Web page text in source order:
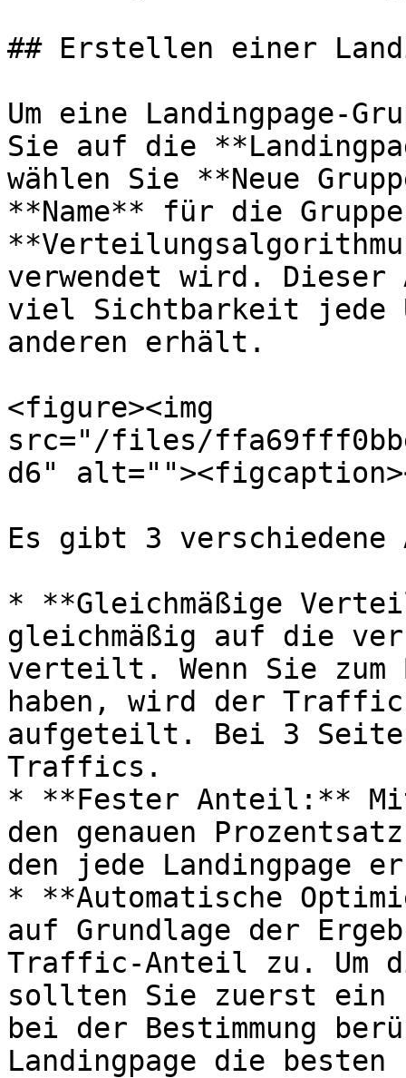
## Erstellen einer
Um eine Landingpage-
Sie auf die
wählen Sie **Neue
**Name** für die
verwendet wird. Dieser
viel Sichtbarkeit jede
anderen erhält.
<figure><img
src="/files/
d6"
Es gibt 3 verschiedene
* **Gleichmäßige
gleichmäßig auf die
verteilt. Wenn Sie zum
haben, wird der
aufgeteilt. Bei 3
Traffics.
* **Fester Anteil:**
den genauen
den jede Landingpage
* **Automatische
auf Grundlage der
Traffic-Anteil zu. Um
sollten Sie zuerst ein
bei der Bestimmung
Landingpage die